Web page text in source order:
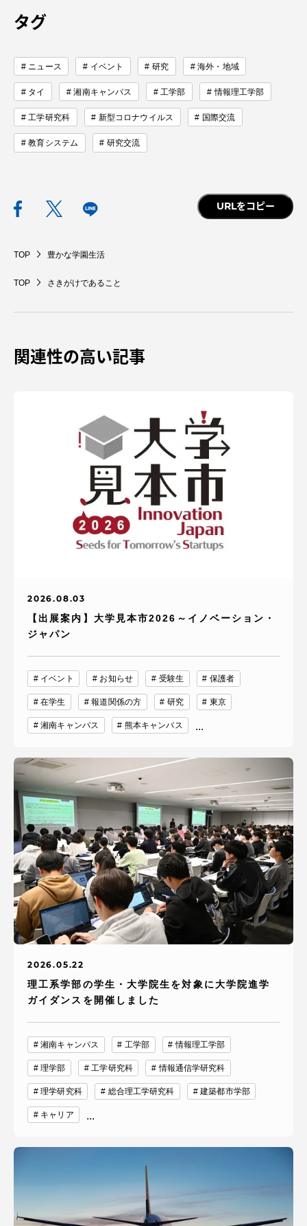
タグ
ニュース イベント 研究 海外・地域
タイ 湘南キャンパス 工学部 情報理工学部
工学研究科 新型コロナウイルス 国際交流
教育システム 研究交流
URLをコピー
TOP 豊かな学園生活
TOP さきがけであること
関連性の高い記事
2026.08.03
【出展案内】大学見本市2026～イノベーション・
ジャパン
イベント お知らせ 受験生 保護者
在学生 報道関係の方 研究 東京
湘南キャンパス 熊本キャンパス ...
2026.05.22
理工系学部の学生・大学院生を対象に大学院進学
ガイダンスを開催しました
湘南キャンパス 工学部 情報理工学部
理学部 工学研究科 情報通信学研究科
理学研究科 総合理工学研究科 建築都市学部
キャリア ...